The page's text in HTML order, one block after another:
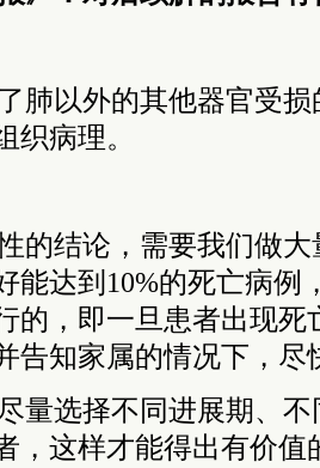
肺以外的其他器官受
织病理。
的结论，需要我们做
能达到10%的死亡病例
的，即一旦患者出现死
告知家属的情况下，尽
量选择不同进展期、
，这样才能得出有价值